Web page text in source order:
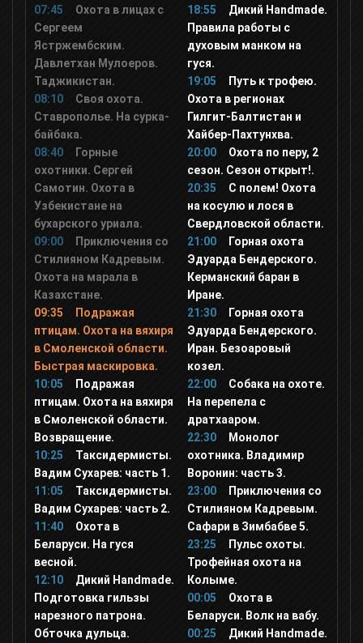
365 дней
Travel and Adventure
Авто Плюс
Viasat Explorer
Travel Channel
Ностальгия
Еда ТВ
Top Secret
Мульт
Дисней
Карусель
В Гостях у Сказки
Супер
07:45
Охота в лицах с
Сергеем
Ястржембским.
Давлетхан Мулоеров.
Таджикистан.
08:10
Своя охота.
Ставрополье. На сурка-
байбака.
08:40
Горные
охотники. Сергей
Самотин. Охота в
Узбекистане на
бухарского уриала.
09:00
Приключения со
Стилияном Кадревым.
Охота на марала в
Казахстане.
09:35
Подражая
птицам. Охота на вяхиря
в Смоленской области.
Быстрая маскировка.
10:05
Подражая
птицам. Охота на вяхиря
в Смоленской области.
Возвращение.
10:25
Таксидермисты.
Вадим Сухарев: часть 1.
11:05
Таксидермисты.
Вадим Сухарев: часть 2.
11:40
Охота в
Беларуси. На гуся
весной.
12:10
Дикий Handmade.
Подготовка гильзы
нарезного патрона.
Обточка дульца.
18:55
Дикий Handmade.
Правила работы с
духовым манком на
гуся.
19:05
Путь к трофею.
Охота в регионах
Гилгит-Балтистан и
Хайбер-Пахтунхва.
20:00
Охота по перу, 2
сезон. Сезон открыт!.
20:35
С полем! Охота
на косулю и лося в
Свердловской области.
21:00
Горная охота
Эдуарда Бендерского.
Керманский баран в
Иране.
21:30
Горная охота
Эдуарда Бендерского.
Иран. Безоаровый
козел.
22:00
Собака на охоте.
На перепела с
дратхааром.
22:30
Монолог
охотника. Владимир
Воронин: часть 3.
23:00
Приключения со
Стилияном Кадревым.
Сафари в Зимбабве 5.
23:25
Пульс охоты.
Трофейная охота на
Колыме.
00:05
Охота в
Беларуси. Волк на вабу.
00:25
Дикий Handmade.